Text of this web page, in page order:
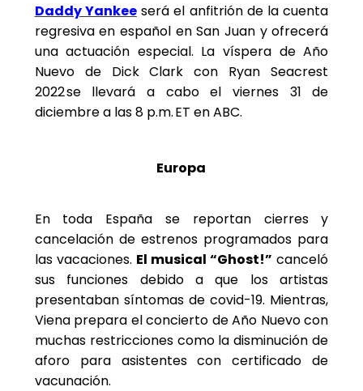
Daddy Yankeeserá el anfitrión de la cuenta
regresiva en español en San Juan y ofrecerá
una actuación especial. La víspera de Año
Nuevo de Dick Clark con Ryan Seacrest
2022 se llevará a cabo el viernes 31 de
diciembre a las 8 p.m. ET en ABC.
Europa
En toda España se reportan cierres y
cancelación de estrenos programados para
las vacaciones. El musical “Ghost!” canceló
sus funciones debido a que los artistas
presentaban síntomas de covid-19. Mientras,
Viena prepara el concierto de Año Nuevo con
muchas restricciones como la disminución de
aforo para asistentes con certificado de
vacunación.